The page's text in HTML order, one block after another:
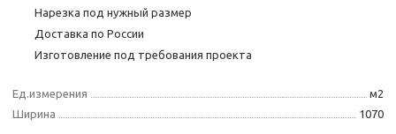
Нарезка под нужный размер
Доставка по России
Изготовление под требования проекта
Ед.измерения
м2
Ширина
1070